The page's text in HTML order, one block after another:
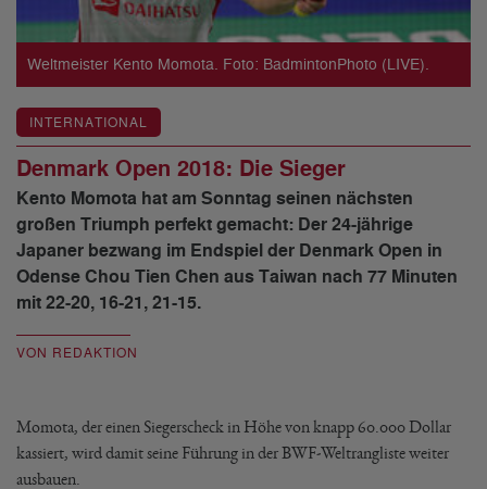
Weltmeister Kento Momota. Foto: BadmintonPhoto (LIVE).
INTERNATIONAL
Denmark Open 2018: Die Sieger
Kento Momota hat am Sonntag seinen nächsten
großen Triumph perfekt gemacht: Der 24-jährige
Japaner bezwang im Endspiel der Denmark Open in
Odense Chou Tien Chen aus Taiwan nach 77 Minuten
mit 22-20, 16-21, 21-15.
VON REDAKTION
Momota, der einen Siegerscheck in Höhe von knapp 60.000 Dollar
kassiert, wird damit seine Führung in der BWF-Weltrangliste weiter
ausbauen.